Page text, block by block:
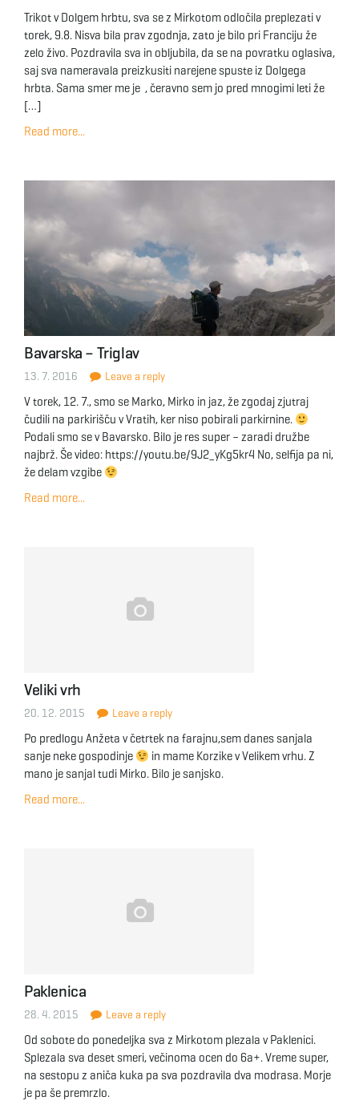
Trikot v Dolgem hrbtu, sva se z Mirkotom odločila preplezati v
torek, 9.8. Nisva bila prav zgodnja, zato je bilo pri Franciju že
zelo živo. Pozdravila sva in obljubila, da se na povratku oglasiva,
saj sva nameravala preizkusiti narejene spuste iz Dolgega
hrbta. Sama smer me je , čeravno sem jo pred mnogimi leti že
[…]
Read more...
Bavarska – Triglav
13. 7. 2016 Leave a reply
V torek, 12. 7., smo se Marko, Mirko in jaz, že zgodaj zjutraj
čudili na parkirišču v Vratih, ker niso pobirali parkirnine.
Podali smo se v Bavarsko. Bilo je res super – zaradi družbe
najbrž. Še video: https://youtu.be/9J2_yKg5kr4 No, selfija pa ni,
že delam vzgibe
Read more...
Veliki vrh
20. 12. 2015 Leave a reply
Po predlogu Anžeta v četrtek na farajnu,sem danes sanjala
sanje neke gospodinje
in mame Korzike v Velikem vrhu. Z
mano je sanjal tudi Mirko. Bilo je sanjsko.
Read more...
Paklenica
28. 4. 2015 Leave a reply
Od sobote do ponedeljka sva z Mirkotom plezala v Paklenici.
Splezala sva deset smeri, večinoma ocen do 6a+. Vreme super,
na sestopu z aniča kuka pa sva pozdravila dva modrasa. Morje
je pa še premrzlo.